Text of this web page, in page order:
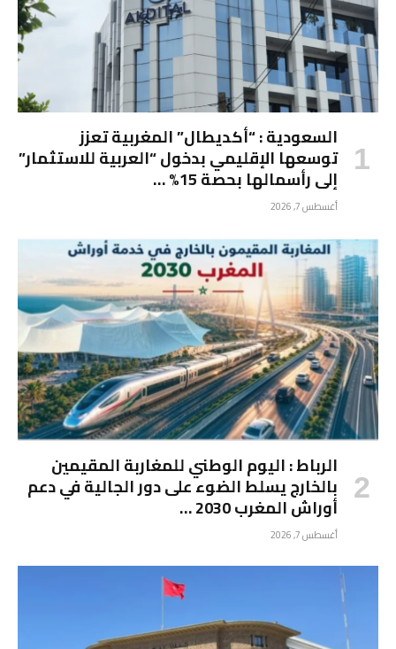
السعودية : “أكديطال” المغربية تعزز
توسعها الإقليمي بدخول “العربية للاستثمار”
إلى رأسمالها بحصة 15% …
أغسطس 7, 2026
الرباط : اليوم الوطني للمغاربة المقيمين
بالخارج يسلط الضوء على دور الجالية في دعم
أوراش المغرب 2030 …
أغسطس 7, 2026